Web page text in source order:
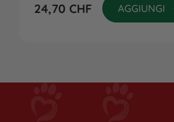
24,70 CHF AGGIUNGI